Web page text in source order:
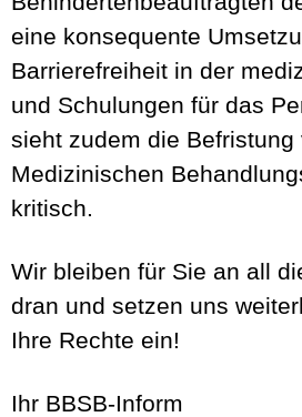
eine konsequente
Barrierefreiheit in der
und Schulungen für das
sieht zudem die Befristung
Medizinischen
kritisch.
Wir bleiben für Sie an all
dran und setzen uns
Ihre Rechte ein!
Ihr BBSB-Inform